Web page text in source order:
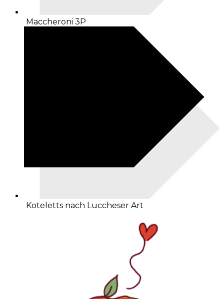
Maccheroni 3P
Koteletts nach Luccheser Art